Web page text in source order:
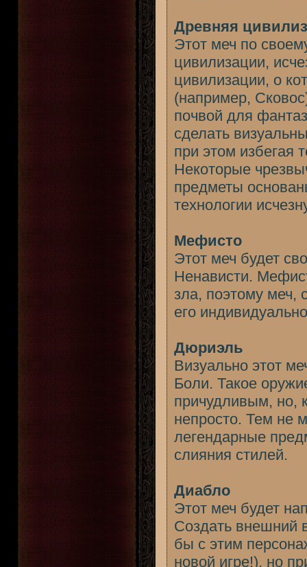
Древняя
Этот меч по
цивилизации,
цивилизации, о
(например,
почвой для
сделать
при этом избегая
Некоторые
предметы
технологии
Мефисто
Этот меч будет
Ненависти.
зла, поэтому меч,
его
Дюриэль
Визуально этот
Боли. Такое
причудливым, но,
непросто. Тем не
легендарные
слияния стилей.
Диабло
Этот меч будет
Создать внешний
бы с этим
новой игре!), но